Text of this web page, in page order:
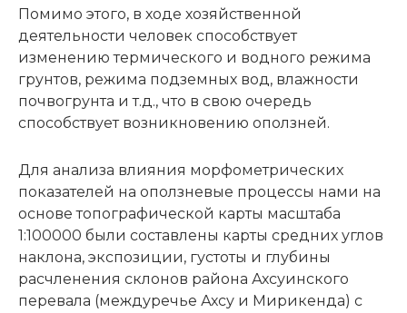
Помимо этого, в ходе хозяйственной
деятельности человек способствует
изменению термического и водного режима
грунтов, режима подземных вод, влажности
почвогрунта и т.д., что в свою очередь
способствует возникновению оползней.
Для анализа влияния морфометрических
показателей на оползневые процессы нами на
основе топографической карты масштаба
1:100000 были составлены карты средних углов
наклона, экспозиции, густоты и глубины
расчленения склонов района Ахсуинского
перевала (междуречье Ахсу и Мирикенда) с